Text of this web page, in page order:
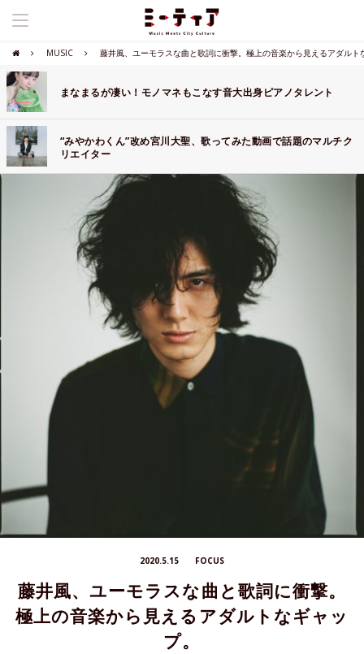
MUSIC 藤井風、ユーモラスな曲と歌詞に衝撃。極上の音楽から見えるアダルト
まなまるが凄い！モノマネもこなす音大出身ピアノタレント
“みやかわくん”改め宮川大聖、歌ってみた動画で話題のマルチク
リエイター
2020.5.15 FOCUS
藤井風、ユーモラスな曲と歌詞に衝撃。
極上の音楽から見えるアダルトなギャッ
プ。